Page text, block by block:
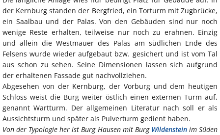
der Kernburg standen der Bergfried, ein Torturm mit Zugbrücke,
ein Saalbau und der Palas. Von den Gebäuden sind nur noch
wenige Reste erhalten, teilweise nur noch zu erahnen. Einzig
und allein die Westmauer des Palas am südlichen Ende des
Felsens wurde wieder aufgebaut bzw. gesichert und ist vom Tal
aus schon zu sehen. Seine Dimensionen lassen sich aufgrund
der erhaltenen Fassade gut nachvollziehen.
Abgesehen von der Kernburg, der Vorburg und dem heutigen
Schloss weist die Burg weiter östlich einen externen Turm auf,
genannt Wartturm. Der allgemeinen Literatur nach soll er als
Aussichtsturm und später als Pulverturm gedient haben.
Von der Typologie her ist Burg Hausen mit Burg Wildensteinim Süden